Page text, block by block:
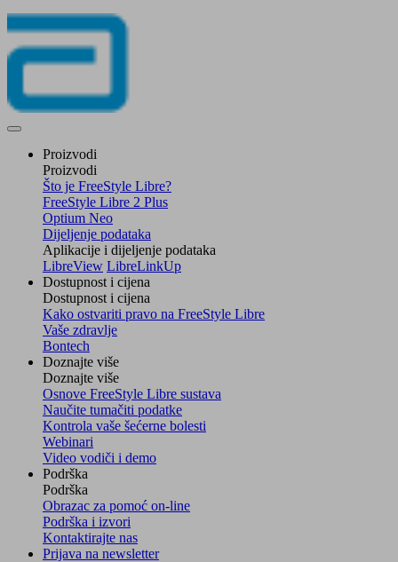
Proizvodi
Proizvodi
Što je FreeStyle Libre?
FreeStyle Libre 2 Plus
Optium Neo
Dijeljenje podataka
Aplikacije i dijeljenje podataka
LibreView LibreLinkUp
Dostupnost i cijena
Dostupnost i cijena
Kako ostvariti pravo na FreeStyle Libre
Vaše zdravlje
Bontech
Doznajte više
Doznajte više
Osnove FreeStyle Libre sustava
Naučite tumačiti podatke
Kontrola vaše šećerne bolesti
Webinari
Video vodiči i demo
Podrška
Podrška
Obrazac za pomoć on-line
Podrška i izvori
Kontaktirajte nas
Prijava na newsletter